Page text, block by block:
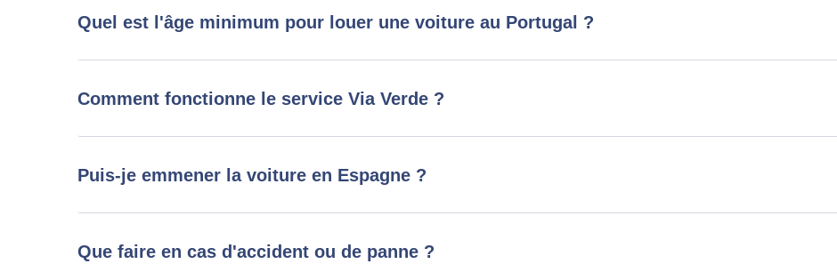
Quel est l'âge minimum pour louer une voiture au Portugal ?
Comment fonctionne le service Via Verde ?
Puis-je emmener la voiture en Espagne ?
Que faire en cas d'accident ou de panne ?